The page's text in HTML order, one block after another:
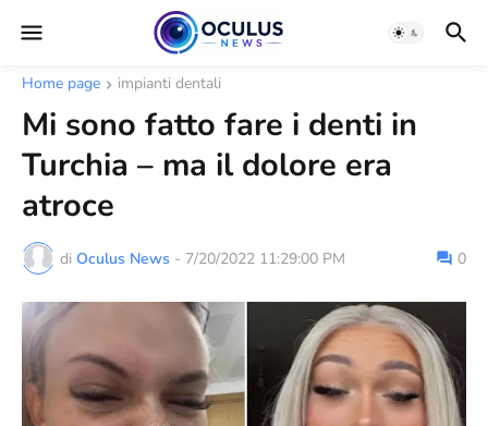
Home page impianti dentali
Mi sono fatto fare i denti in
Turchia – ma il dolore era
atroce
di Oculus News - 7/20/2022 11:29:00 PM 0